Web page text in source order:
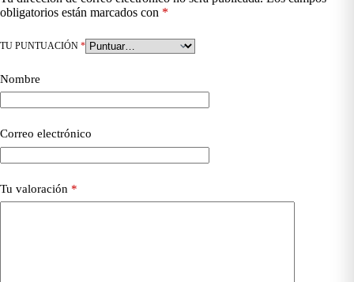
obligatorios están marcados con *
TU PUNTUACIÓN *
Nombre
Correo electrónico
Tu valoración *